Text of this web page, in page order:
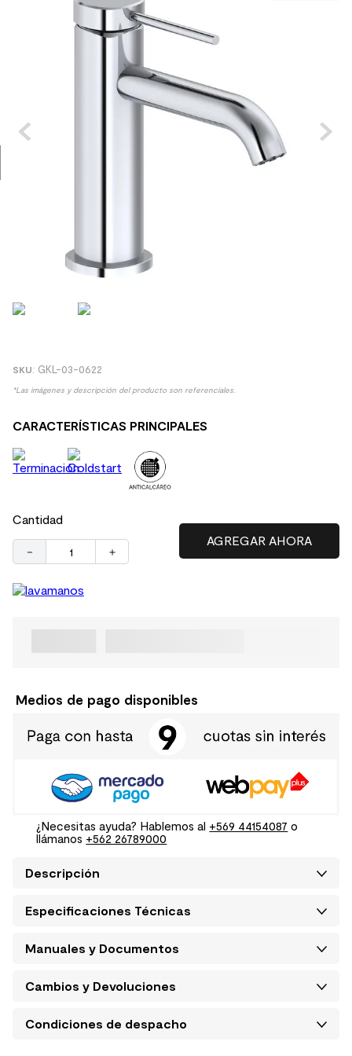
: GKL-03-0622
*Las imágenes y descripción del producto son referenciales.
CARACTERÍSTICAS PRINCIPALES
Cantidad
＋
－
Medios de pago disponibles
¿Necesitas ayuda? Hablemos al +569 44154087 o
llámanos +562 26789000
Descripción
Especificaciones Técnicas
Manuales y Documentos
Cambios y Devoluciones
Condiciones de despacho